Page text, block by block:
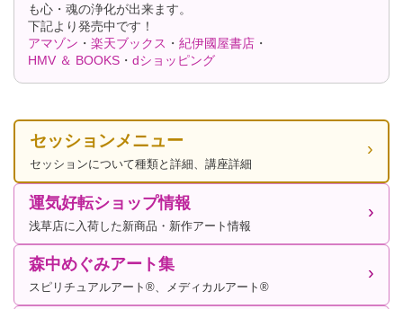
も心・魂の浄化が出来ます。
下記より発売中です！
アマゾン ・ 楽天ブックス ・ 紀伊國屋書店 ・
HMV ＆ BOOKS ・ dショッピング
セッションメニュー
セッションについて種類と詳細、講座詳細
運気好転ショップ情報
浅草店に入荷した新商品・新作アート情報
森中めぐみアート集
スピリチュアルアート®、メディカルアート®